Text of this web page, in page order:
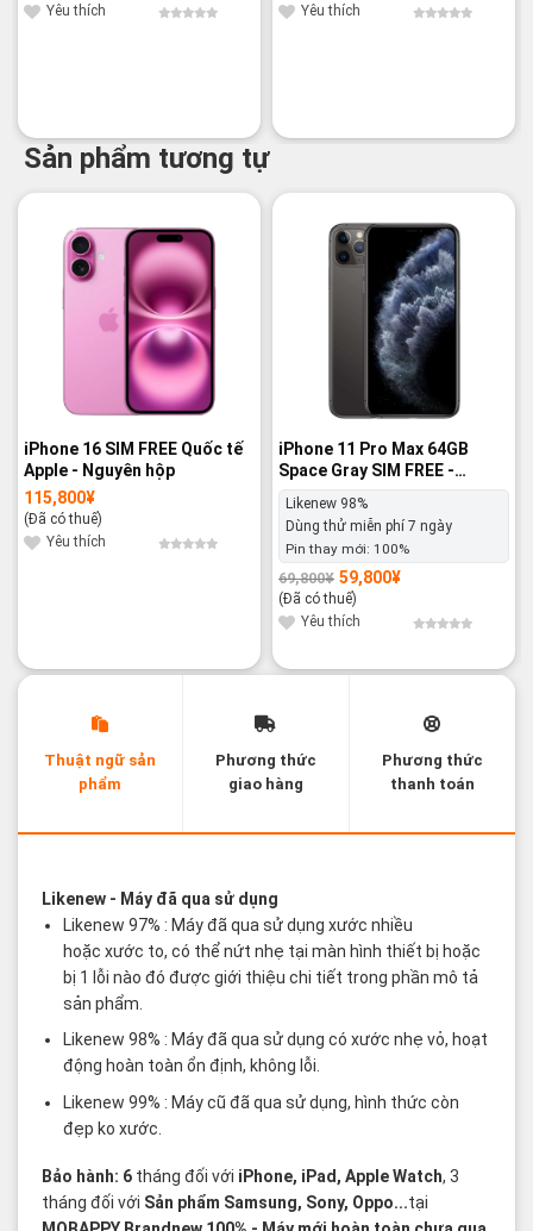
Yêu thích
Yêu thích
Sản phẩm tương tự
-14%
iPhone 16 SIM FREE Quốc tế
Apple - Nguyên hộp
115,800¥
(Đã có thuế)
Yêu thích
-14%
iPhone 11 Pro Max 64GB
Space Gray SIM FREE -
Likenew 98%
Likenew 98%
Dùng thử miễn phí 7 ngày
Pin thay mới: 100%
69,800¥
Giá
gốc
là:
69,800¥.
59,800¥
Giá
hiện
tại
là:
59,800¥.
(Đã có thuế)
Yêu thích
Thuật ngữ sản
phẩm
Phương thức
giao hàng
Phương thức
thanh toán
Likenew- Máy đã qua sử dụng
Likenew 97% : Máy đã qua sử dụng xước nhiều
hoặc xước to, có thể nứt nhẹ tại màn hình thiết bị hoặc
bị 1 lỗi nào đó được giới thiệu chi tiết trong phần mô tả
sản phẩm.
Likenew 98% : Máy đã qua sử dụng có xước nhẹ vỏ, hoạt
động hoàn toàn ổn định, không lỗi.
Likenew 99% : Máy cũ đã qua sử dụng, hình thức còn
đẹp ko xước.
Bảo hành: 6 tháng đối với iPhone, iPad, Apple Watch, 3
tháng đối với Sản phẩm Samsung, Sony, Oppo...tại